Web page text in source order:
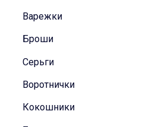
Варежки
Броши
Серьги
Воротнички
Кокошники